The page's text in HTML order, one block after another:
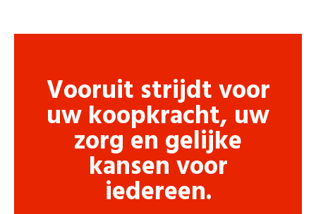
Vooruit strijdt voor
uw koopkracht, uw
zorg en gelijke
kansen voor
iedereen.